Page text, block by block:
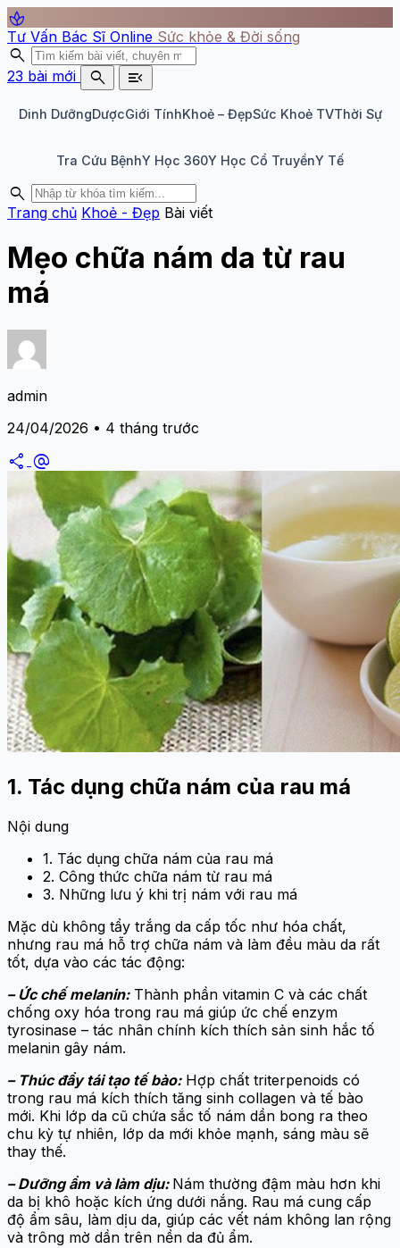
spa
Tư Vấn Bác Sĩ Online Sức khỏe & Đời sống
search
23 bài mới search menu_open
Dinh DưỡngDượcGiới TínhKhoẻ – ĐẹpSức Khoẻ TVThời Sự
Tra Cứu BệnhY Học 360Y Học Cổ TruyềnY Tế
search
Trang chủ Khoẻ - Đẹp Bài viết
Mẹo chữa nám da từ rau
má
admin
24/04/2026 • 4 tháng trước
share alternate_email
1. Tác dụng chữa nám của rau má
Nội dung
1. Tác dụng chữa nám của rau má
2. Công thức chữa nám từ rau má
3. Những lưu ý khi trị nám với rau má
Mặc dù không tẩy trắng da cấp tốc như hóa chất,
nhưng rau má hỗ trợ chữa nám và làm đều màu da rất
tốt, dựa vào các tác động:
– Ức chế melanin:Thành phần vitamin C và các chất
chống oxy hóa trong rau má giúp ức chế enzym
tyrosinase – tác nhân chính kích thích sản sinh hắc tố
melanin gây nám.
– Thúc đẩy tái tạo tế bào:Hợp chất triterpenoids có
trong rau má kích thích tăng sinh collagen và tế bào
mới. Khi lớp da cũ chứa sắc tố nám dần bong ra theo
chu kỳ tự nhiên, lớp da mới khỏe mạnh, sáng màu sẽ
thay thế.
– Dưỡng ẩm và làm dịu: Nám thường đậm màu hơn khi
da bị khô hoặc kích ứng dưới nắng. Rau má cung cấp
độ ẩm sâu, làm dịu da, giúp các vết nám không lan rộng
và trông mờ dần trên nền da đủ ẩm.